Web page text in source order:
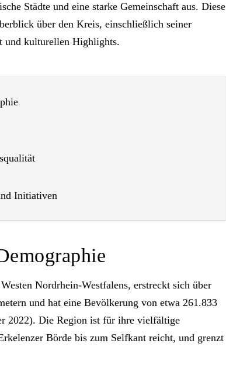
Städte und eine starke Gemeinschaft aus. Diese
über den Kreis, einschließlich seiner
und kulturellen Highlights.
Initiativen
Nordrhein-Westfalens, erstreckt sich über
und hat eine Bevölkerung von etwa 261.833
2022). Die Region ist für ihre vielfältige
Börde bis zum Selfkant reicht, und grenzt